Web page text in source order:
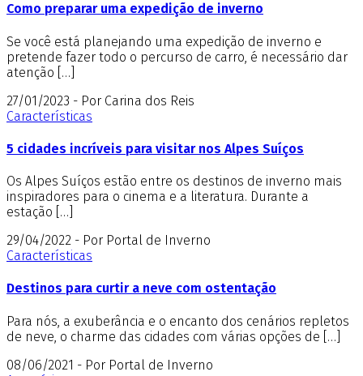
Como preparar uma expedição de inverno
Se você está planejando uma expedição de inverno e
pretende fazer todo o percurso de carro, é necessário dar
atenção […]
27/01/2023 - Por Carina dos Reis
Características
5 cidades incríveis para visitar nos Alpes Suíços
Os Alpes Suíços estão entre os destinos de inverno mais
inspiradores para o cinema e a literatura. Durante a
estação […]
29/04/2022 - Por Portal de Inverno
Características
Destinos para curtir a neve com ostentação
Para nós, a exuberância e o encanto dos cenários repletos
de neve, o charme das cidades com várias opções de […]
08/06/2021 - Por Portal de Inverno